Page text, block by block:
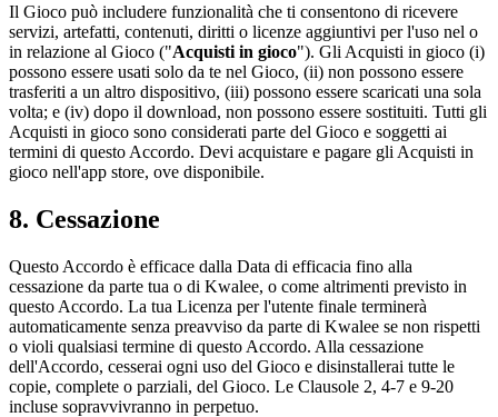
Il Gioco può includere funzionalità che ti consentono di ricevere
servizi, artefatti, contenuti, diritti o licenze aggiuntivi per l'uso nel o
in relazione al Gioco ("Acquisti in gioco"). Gli Acquisti in gioco (i)
possono essere usati solo da te nel Gioco, (ii) non possono essere
trasferiti a un altro dispositivo, (iii) possono essere scaricati una sola
volta; e (iv) dopo il download, non possono essere sostituiti. Tutti gli
Acquisti in gioco sono considerati parte del Gioco e soggetti ai
termini di questo Accordo. Devi acquistare e pagare gli Acquisti in
gioco nell'app store, ove disponibile.
8. Cessazione
Questo Accordo è efficace dalla Data di efficacia fino alla
cessazione da parte tua o di Kwalee, o come altrimenti previsto in
questo Accordo. La tua Licenza per l'utente finale terminerà
automaticamente senza preavviso da parte di Kwalee se non rispetti
o violi qualsiasi termine di questo Accordo. Alla cessazione
dell'Accordo, cesserai ogni uso del Gioco e disinstallerai tutte le
copie, complete o parziali, del Gioco. Le Clausole 2, 4-7 e 9-20
incluse sopravvivranno in perpetuo.